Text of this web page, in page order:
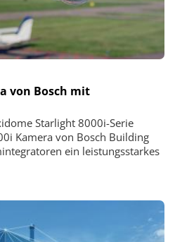
von Bosch mit
Starlight 8000i-Serie
Kamera von Bosch Building
ein leistungsstarkes